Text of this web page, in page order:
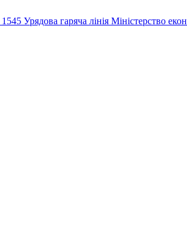
1545 Урядова гаряча лінія Міністерство